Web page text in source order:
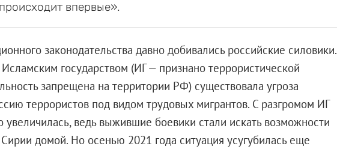
впервые».
законодательства давно добивались российские силовики.
государством (ИГ — признано террористической
запрещена на территории РФ) существовала угроза
террористов под видом трудовых мигрантов. С разгромом ИГ
увеличилась, ведь выжившие боевики стали искать возможности
домой. Но осенью 2021 года ситуация усугубилась еще